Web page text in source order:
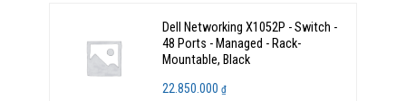
Dell Networking X1052P - Switch -
48 Ports - Managed - Rack-
Mountable, Black
22.850.000₫